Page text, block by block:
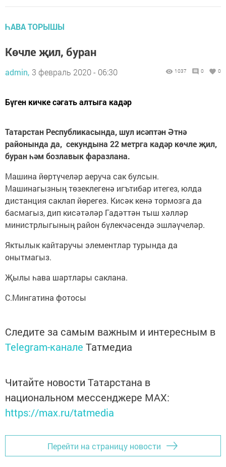
ҺАВА ТОРЫШЫ
Көчле җил, буран
admin, 3 февраль 2020 - 06:30 1037 0 0
Бүген кичке сәгать алтыга кадәр
Татарстан Республикасында, шул исәптән Әтнә
районында да, секундына 22 метрга кадәр көчле җил,
буран һәм бозлавык фаразлана.
Машина йөртүчеләр аеруча сак булсын.
Машинагызның төзеклегенә игътибар итегез, юлда
дистанция саклап йөрегез. Кисәк кенә тормозга да
басмагыз, дип кисәтәләр Гадәттән тыш хәлләр
министрлыгының район бүлекчәсендә эшләүчеләр.
Яктылык кайтаручы элементлар турында да
онытмагыз.
Җылы һава шартлары саклана.
С.Мингатина фотосы
Следите за самым важным и интересным в
Telegram-канале Татмедиа
Читайте новости Татарстана в
национальном мессенджере MАХ:
https://max.ru/tatmedia
Перейти на страницу новости